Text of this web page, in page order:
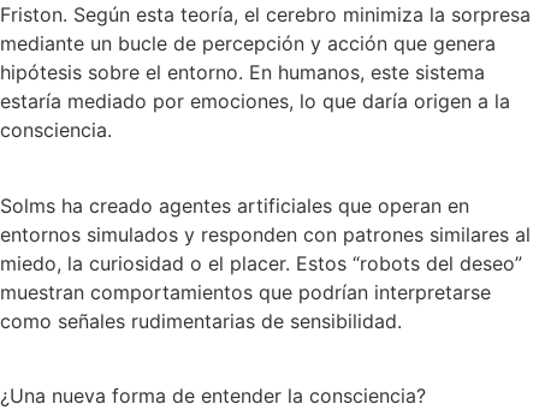
Friston. Según esta teoría, el cerebro minimiza la sorpresa
mediante un bucle de percepción y acción que genera
hipótesis sobre el entorno. En humanos, este sistema
estaría mediado por emociones, lo que daría origen a la
consciencia.
Solms ha creado agentes artificiales que operan en
entornos simulados y responden con patrones similares al
miedo, la curiosidad o el placer. Estos “robots del deseo”
muestran comportamientos que podrían interpretarse
como señales rudimentarias de sensibilidad.
¿Una nueva forma de entender la consciencia?